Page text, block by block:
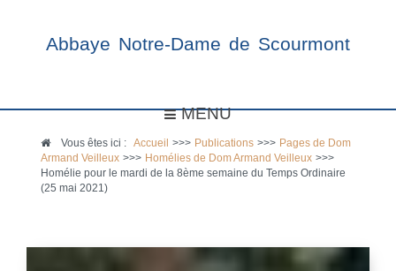
Abbaye Notre-Dame de Scourmont
MENU
Vous êtes ici :Accueil >>> Publications >>> Pages de Dom
Armand Veilleux >>> Homélies de Dom Armand Veilleux >>>
Homélie pour le mardi de la 8ème semaine du Temps Ordinaire
(25 mai 2021)